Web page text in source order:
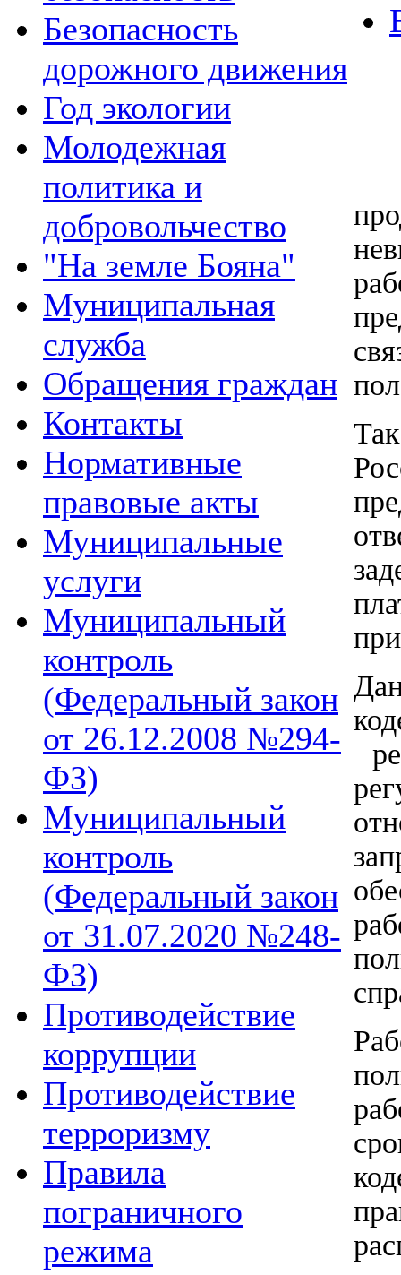
Безопасность
дорожного движения
Год экологии
Молодежная
политика и
добровольчество
"На земле Бояна"
Муниципальная
служба
Обращения граждан
Контакты
Нормативные
правовые акты
Муниципальные
услуги
Муниципальный
контроль
(Федеральный закон
от 26.12.2008 №294-
ФЗ)
Муниципальный
контроль
(Федеральный закон
от 31.07.2020 №248-
ФЗ)
Противодействие
коррупции
Противодействие
терроризму
Правила
пограничного
режима